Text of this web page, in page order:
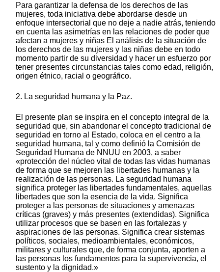
Para garantizar la defensa de los derechos de las
mujeres, toda iniciativa debe abordarse desde un
enfoque intersectorial que no deje a nadie atrás, teniendo
en cuenta las asimetrías en las relaciones de poder que
afectan a mujeres y niñas El análisis de la situación de
los derechos de las mujeres y las niñas debe en todo
momento partir de su diversidad y hacer un esfuerzo por
tener presentes circunstancias tales como edad, religión,
origen étnico, racial o geográfico.
2. La seguridad humana y la Paz.
El presente plan se inspira en el concepto integral de la
seguridad que, sin abandonar el concepto tradicional de
seguridad en torno al Estado, coloca en el centro a la
seguridad humana, tal y como definió la Comisión de
Seguridad Humana de NNUU en 2003, a saber
«protección del núcleo vital de todas las vidas humanas
de forma que se mejoren las libertades humanas y la
realización de las personas. La seguridad humana
significa proteger las libertades fundamentales, aquellas
libertades que son la esencia de la vida. Significa
proteger a las personas de situaciones y amenazas
críticas (graves) y más presentes (extendidas). Significa
utilizar procesos que se basen en las fortalezas y
aspiraciones de las personas. Significa crear sistemas
políticos, sociales, medioambientales, económicos,
militares y culturales que, de forma conjunta, aporten a
las personas los fundamentos para la supervivencia, el
sustento y la dignidad.»